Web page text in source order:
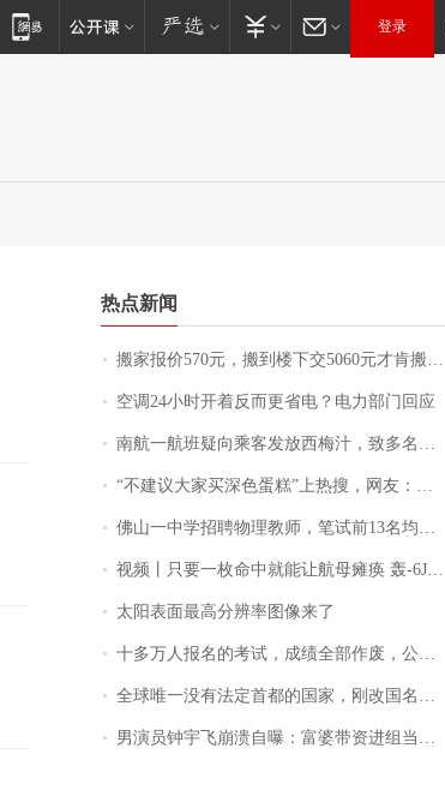
登录
热点新闻
搬家报价570元，搬到楼下交5060元才肯搬上楼！女子傻眼了……
空调24小时开着反而更省电？电力部门回应
南航一航班疑向乘客发放西梅汁，致多名乘客在飞行途中排队上厕所！乘客：机上100多人只有2个厕所；客服回应：并非每架飞机都会发放西梅汁
“不建议大家买深色蛋糕”上热搜，网友：天塌了！
佛山一中学招聘物理教师，笔试前13名均遭淘汰？教育局：已叫停招聘，成立调查组全面核查
视频丨只要一枚命中就能让航母瘫痪 轰-6J实力有多强？
太阳表面最高分辨率图像来了
十多万人报名的考试，成绩全部作废，公平么？
全球唯一没有法定首都的国家，刚改国名，总统就邀请中国大使骑行绕了几乎整个国境线一圈，还曾两次到中国寻根
男演员钟宇飞崩溃自曝：富婆带资进组当女主角，50多集短剧强加60余场吻戏......不敢得罪只能强忍